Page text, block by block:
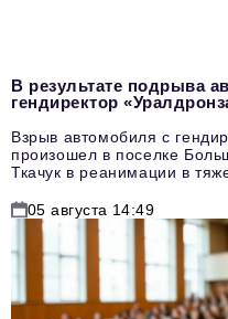
В результате подрыва
гендиректор
Взрыв автомобиля с
произошел в поселке
Ткачук в реанимации в
05 августа 14:49